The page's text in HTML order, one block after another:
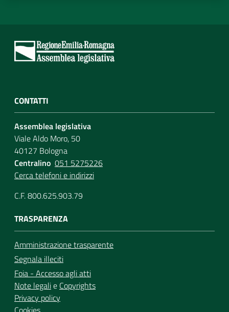
CONTATTI
Assemblea legislativa
Viale Aldo Moro, 50
40127 Bologna
Centralino 051 5275226
Cerca telefoni e indirizzi
C.F. 800.625.903.79
TRASPARENZA
Amministrazione trasparente
Segnala illeciti
Foia - Accesso agli atti
Note legalie Copyrights
Privacy policy